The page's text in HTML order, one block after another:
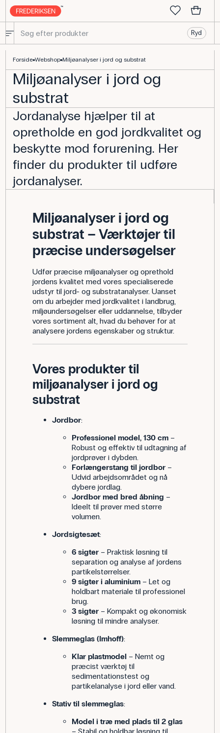
Ryd
Forside Webshop Miljøanalyser i jord og substrat
Miljøanalyser i jord og
substrat
Jordanalyse hjælper til at
opretholde en god jordkvalitet og
beskytte mod forurening. Her
finder du produkter til udføre
jordanalyser.
Miljøanalyser i jord og
substrat – Værktøjer til
præcise undersøgelser
Udfør præcise miljøanalyser og oprethold
jordens kvalitet med vores specialiserede
udstyr til jord- og substratanalyser. Uanset
om du arbejder med jordkvalitet i landbrug,
miljøundersøgelser eller uddannelse, tilbyder
vores sortiment alt, hvad du behøver for at
analysere jordens egenskaber og struktur.
Vores produkter til
miljøanalyser i jord og
substrat
Jordbor:
Professionel model, 130 cm–
Robust og effektiv til udtagning af
jordprøver i dybden.
Forlængerstang til jordbor–
Udvid arbejdsområdet og nå
dybere jordlag.
Jordbor med bred åbning –
Ideelt til prøver med større
volumen.
Jordsigtesæt:
6 sigter– Praktisk løsning til
separation og analyse af jordens
partikelstørrelser.
9 sigter i aluminium– Let og
holdbart materiale til professionel
brug.
3 sigter– Kompakt og økonomisk
løsning til mindre analyser.
Slemmeglas (Imhoff):
Klar plastmodel – Nemt og
præcist værktøj til
sedimentationstest og
partikelanalyse i jord eller vand.
Stativ til slemmeglas:
Model i træ med plads til 2 glas
– Stabil og holdbar løsning til